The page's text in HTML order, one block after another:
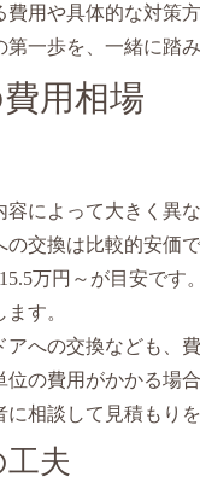
用や具体的な対策
一歩を、一緒に踏み
用相場
によって大きく異な
交換は比較的安価
万円～が目安です。
す。
への交換なども、
の費用がかかる場合
相談して見積もり
夫